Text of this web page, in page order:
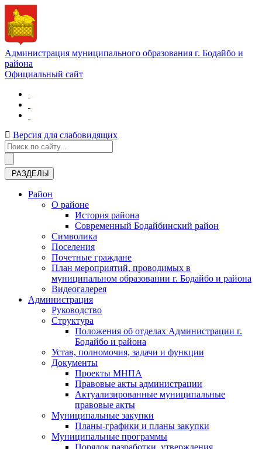
Администрация муниципального образования г. Бодайбо и
района
Официальный сайт
Версия для слабовидящих
РАЗДЕЛЫ
Район
О районе
История района
Современный Бодайбинский район
Символика
Поселения
Почетные граждане
План мероприятий, проводимых в
муниципальном образовании г. Бодайбо и района
Видеогалерея
Администрация
Руководство
Структура
Положения об отделах Администрации г.
Бодайбо и района
Устав, полномочия, задачи и функции
Документы
Проекты МНПА
Правовые акты администрации
Актуализированные муниципальные
правовые акты
Муниципальные закупки
Планы-графики и планы закупки
Муниципальные программы
Порядок разработки, утверждения,